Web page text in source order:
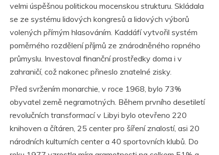
velmi úspěšnou politickou mocenskou strukturu. Skládala
se ze systému lidových kongresů a lidových výborů
volených přímým hlasováním. Kaddáfí vytvořil systém
poměrného rozdělení příjmů ze znárodněného ropného
průmyslu. Investoval finanční prostředky doma i v
zahraničí, což nakonec přineslo znatelné zisky.
Před svržením monarchie, v roce 1968, bylo 73%
obyvatel země negramotných. Během prvního desetiletí
revolučních transformací v Libyi bylo otevřeno 220
knihoven a čítáren, 25 center pro šíření znalostí, asi 20
národních kulturních center a 40 sportovních klubů. Do